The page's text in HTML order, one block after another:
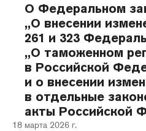
О Федеральном
„О внесении
261 и 323
„О таможенном
в Российской
и о внесении
в отдельные
акты Российской
18 марта 2026 г.